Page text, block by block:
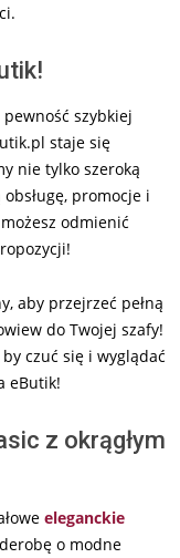
szybkiej
staje się
nie tylko szeroką
promocje i
odmienić
aby przejrzeć pełną
do Twojej szafy!
czuć się i wyglądać
eButik!
z okrągłym
eleganckie
o modne